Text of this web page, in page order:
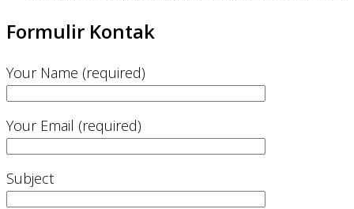
Formulir Kontak
Your Name (required)
Your Email (required)
Subject